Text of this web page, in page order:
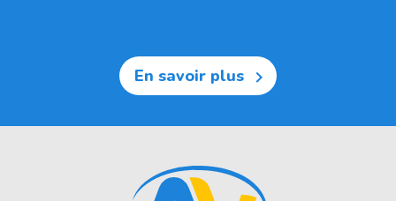
En savoir plus 